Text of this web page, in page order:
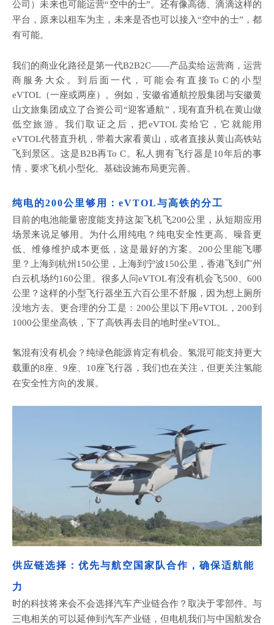
公司）未来也可能运营“空中的士”。还有像高德、滴滴这样的
平台，原来以租车为主，未来是否也可以接入“空中的士” ，都
有可能。
我们的商业化路径是第一代B2B2C——产品卖给运营商，运营
商服务大众。到后面一代，可能会有直接To C的小型
eVTOL（一座或两座）。例如，安徽省通航控股集团与安徽黄
山文旅集团成立了合资公司“迎客通航”，现有直升机在黄山做
低空旅游。我们取证之后，把eVTOL卖给它，它就能用
eVTOL代替直升机，带着大家看黄山，或者直接从黄山高铁站
飞到景区。这是B2B再To C。私人拥有飞行器是10年后的事
情，要求飞机小型化、基础设施布局更完善。
纯电的200公里够用：eVTOL与高铁的分工
目前的电池能量密度能支持这架飞机飞200公里，从短期应用
场景来说足够用。为什么用纯电？纯电安全性更高、噪音更
低、维修维护成本更低，这是最好的方案。200公里能飞哪
里？上海到杭州150公里，上海到宁波150公里，香港飞到广州
白云机场约160公里。很多人问eVTOL有没有机会飞500、600
公里？这样的小型飞行器坐五六百公里不舒服，因为想上厕所
没地方去。更合理的分工是：200公里以下用eVTOL，200到
1000公里坐高铁，下了高铁再去目的地时坐eVTOL。
氢混有没有机会？纯绿色能源肯定有机会。氢混可能支持更大
载重的8座、9座、10座飞行器，我们也在关注，但更关注氢能
在安全性方向的发展。
供应链选择：优先与航空国家队合作，确保适航能
力
时的科技将来会不会选择汽车产业链合作？取决于零部件。与
三电相关的可以延伸到汽车产业链，但电机我们与中国航发合